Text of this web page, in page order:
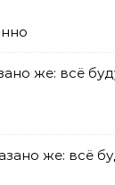
же: всё
же: всё